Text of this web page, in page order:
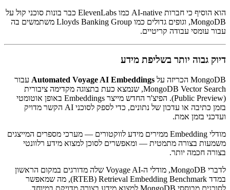
הוא הוסיף כי חברות AI-native כמו ElevenLabs כבר בונות סוכני קול על
MongoDB, וגופים גדולים כמו Lloyds Banking Group משתמשים בה
עבור עומסי עבודה קריטיים.
דיוק גבוה יותר בשליפת מידע
MongoDB הכריזה על Automated Voyage AI Embeddings עבור
MongoDB Vector Search, שנמצא כעת בתצוגה מקדימה ציבורית
(Public Preview). הפיצ'ר החדש מייצר Embeddings באופן אוטומטי
בזמן כתיבה או עדכון של נתונים, כדי לספק לסוכני AI הקשר מדויק
ועדכני בזמן אמת.
מודלי Embedding ממירים מידע לווקטורים — מערכי מספרים המייצגים
משמעות בצורה מתמטית — ומאפשרים לסוכן למצוא מידע רלוונטי
בצורה חכמה יותר.
לדברי MongoDB, מודלי ה-Voyage AI שלה מדורגים במקום הראשון
במדד Retrieval Embedding Benchmark ‏(RTEB), מה שמאפשר
לסוכנים מבוססי MongoDB למצוא מידע בצורה מדויקת במיוחד.